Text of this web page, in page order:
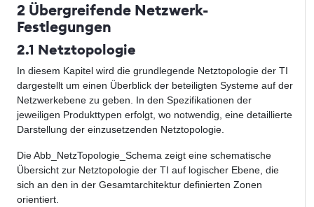
2 Übergreifende Netzwerk-
Festlegungen
2.1 Netztopologie
In diesem Kapitel wird die grundlegende Netztopologie der TI
dargestellt um einen Überblick der beteiligten Systeme auf der
Netzwerkebene zu geben. In den Spezifikationen der
jeweiligen Produkttypen erfolgt, wo notwendig, eine detaillierte
Darstellung der einzusetzenden Netztopologie.
Die Abb_NetzTopologie_Schema zeigt eine schematische
Übersicht zur Netztopologie der TI auf logischer Ebene, die
sich an den in der Gesamtarchitektur definierten Zonen
orientiert.